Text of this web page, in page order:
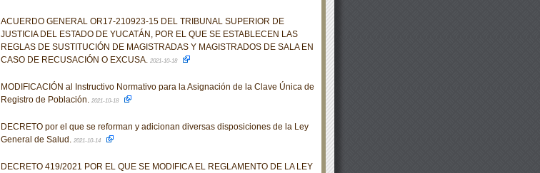
ACUERDO GENERAL OR17-210923-15 DEL TRIBUNAL SUPERIOR DE
JUSTICIA DEL ESTADO DE YUCATÁN, POR EL QUE SE ESTABLECEN LAS
REGLAS DE SUSTITUCIÓN DE MAGISTRADAS Y MAGISTRADOS DE SALA EN
CASO DE RECUSACIÓN O EXCUSA. 2021-10-18
MODIFICACIÓN al Instructivo Normativo para la Asignación de la Clave Única de
Registro de Población. 2021-10-18
DECRETO por el que se reforman y adicionan diversas disposiciones de la Ley
General de Salud. 2021-10-14
DECRETO 419/2021 POR EL QUE SE MODIFICA EL REGLAMENTO DE LA LEY